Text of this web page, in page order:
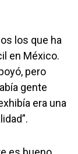
los que ha
en México.
pero
gente
era una